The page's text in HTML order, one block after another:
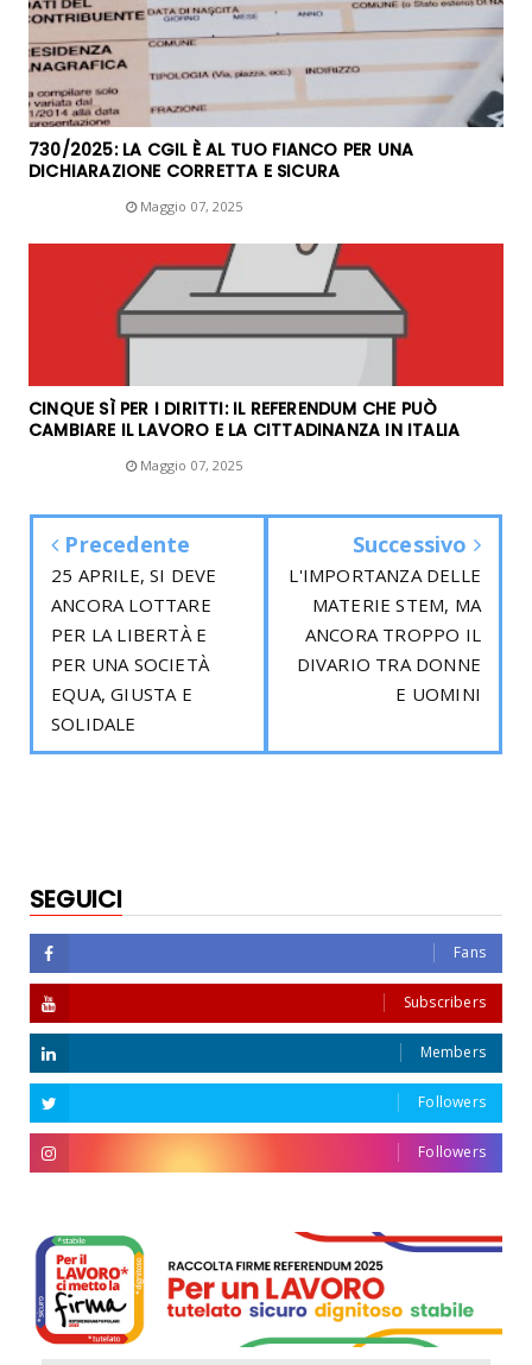
730/2025: LA CGIL È AL TUO FIANCO PER UNA
DICHIARAZIONE CORRETTA E SICURA
Maggio 07, 2025
CINQUE SÌ PER I DIRITTI: IL REFERENDUM CHE PUÒ
CAMBIARE IL LAVORO E LA CITTADINANZA IN ITALIA
Maggio 07, 2025
Precedente
25 APRILE, SI DEVE
ANCORA LOTTARE
PER LA LIBERTÀ E
PER UNA SOCIETÀ
EQUA, GIUSTA E
SOLIDALE
Successivo
L'IMPORTANZA DELLE
MATERIE STEM, MA
ANCORA TROPPO IL
DIVARIO TRA DONNE
E UOMINI
SEGUICI
Fans
Subscribers
Members
Followers
Followers